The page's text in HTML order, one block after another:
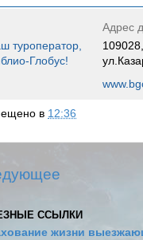
Адрес
туроператор,
Глобус!
в 12:36
ССЫЛКИ
жизни